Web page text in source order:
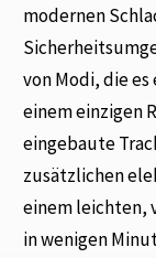
modernen
von Modi, die
einem einzigen
eingebaute
zusätzlichen
einem leichten,
in wenigen